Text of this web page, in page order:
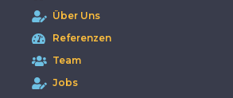
Über Uns
Referenzen
Team
Jobs